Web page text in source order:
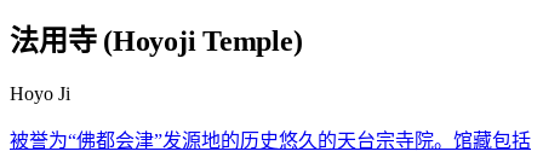
法用寺 (Hoyoji Temple)
Hoyo Ji
被誉为“佛都会津”发源地的历史悠久的天台宗寺院。馆藏包括